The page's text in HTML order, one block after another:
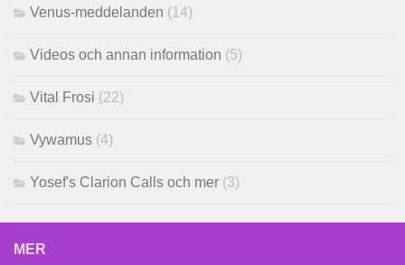
Venus-meddelanden (14)
Videos och annan information (5)
Vital Frosi (22)
Vywamus (4)
Yosef's Clarion Calls och mer (3)
MER